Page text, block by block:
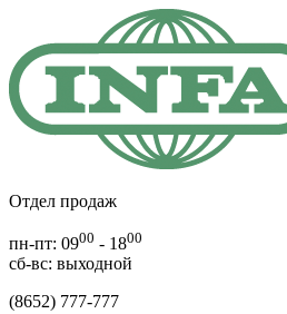
Отдел продаж
пн-пт: 0900 - 1800
cб-вс: выходной
(8652) 777-777